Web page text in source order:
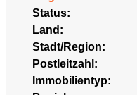
Status:
Land:
Stadt/Region:
Postleitzahl:
Immobilientyp: